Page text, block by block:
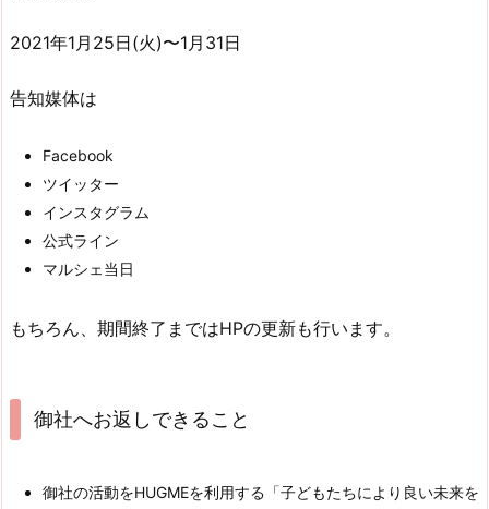
2021年1月25日(火)〜1月31日
告知媒体は
Facebook
ツイッター
インスタグラム
公式ライン
マルシェ当日
もちろん、期間終了まではHPの更新も行います。
御社へお返しできること
御社の活動をHUGMEを利用する「子どもたちにより良い未来を